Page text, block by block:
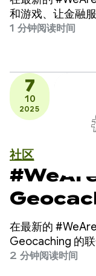
和游戏、让金融
甸提供首次贷款
1 分钟阅读时间
7
10
2025
社区
是一款拥
数字寻宝
在最新的
Geocaching 的
Elias，该影片旨
2 分钟阅读时间